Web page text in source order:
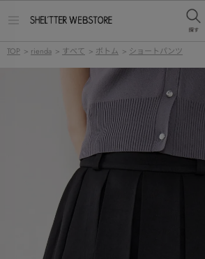
ー
TOP > rienda > すべて > ボトム > ショートパンツ